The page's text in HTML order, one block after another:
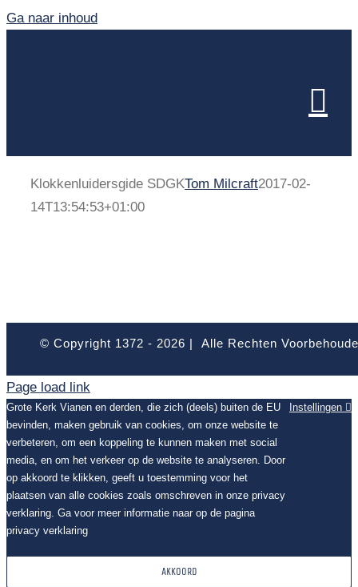
Ga naar inhoud
Klokkenluidersgide SDGKTom Milcraft2017-02-
14T13:54:53+01:00
© Copyright 1372 - 2026 | Alle Rechten
Page load link
Grote Kerk Vianen en derden, die zich (deels) buiten de EU
bevinden, maken gebruik van cookies, om onze website te
verbeteren, om een koppeling te kunnen maken met social
media, en om het verkeer op de website te analyseren. Door
op akkoord te klikken, geeft u toestemming voor het
plaatsen van alle cookies zoals omschreven in onze privacy
verklaring. Ga voor meer informatie naar op de pagina
privacy verklaring
Instellingen
AKKOORD